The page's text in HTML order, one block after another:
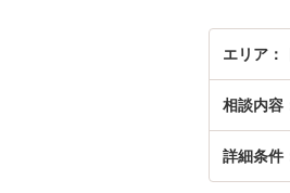
エリア
相談内容
詳細条件